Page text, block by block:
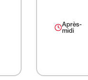
Après-
midi